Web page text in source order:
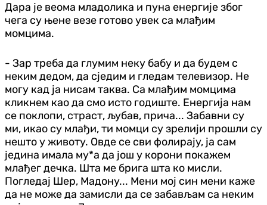
Дара је веома младолика и пуна енергије због
чега су њене везе готово увек са млађим
момцима.
- Зар треба да глумим неку бабу и да будем с
неким дедом, да сједим и гледам телевизор. Не
могу кад ја нисам таква. Са млађим момцима
кликнем као да смо исто годиште. Енергија нам
се поклопи, страст, љубав, прича... Забавни су
ми, икао су млађи, ти момци су зрелији прошли су
нешто у животу. Овде се сви фолирају, ја сам
једина имала му*а да још у корони покажем
млађег дечка. Шта ме брига шта ко мисли.
Погледај Шер, Мадону... Мени мој син мени каже
да не може да замисли да се забављам са неким